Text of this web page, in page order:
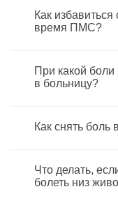
Как
время ПМС?
При какой
в больницу?
Как снять боль
Что делать,
болеть низ